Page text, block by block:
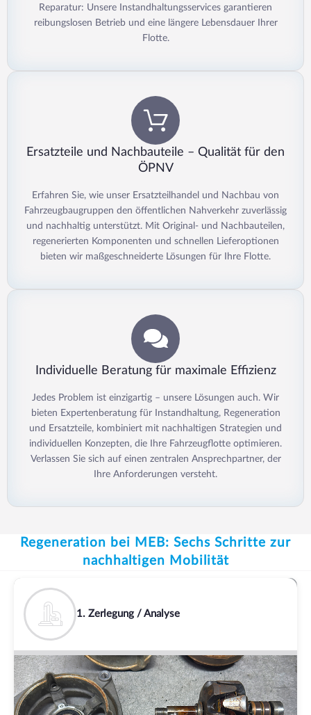
Reparatur: Unsere Instandhaltungsservices garantieren
reibungslosen Betrieb und eine längere Lebensdauer Ihrer
Flotte.
Ersatzteile und Nachbauteile – Qualität für den
ÖPNV
Erfahren Sie, wie unser Ersatzteilhandel und Nachbau von
Fahrzeugbaugruppen den öffentlichen Nahverkehr zuverlässig
und nachhaltig unterstützt. Mit Original- und Nachbauteilen,
regenerierten Komponenten und schnellen Lieferoptionen
bieten wir maßgeschneiderte Lösungen für Ihre Flotte.
Individuelle Beratung für maximale Effizienz
Jedes Problem ist einzigartig – unsere Lösungen auch. Wir
bieten Expertenberatung für Instandhaltung, Regeneration
und Ersatzteile, kombiniert mit nachhaltigen Strategien und
individuellen Konzepten, die Ihre Fahrzeugflotte optimieren.
Verlassen Sie sich auf einen zentralen Ansprechpartner, der
Ihre Anforderungen versteht.
Regeneration bei MEB: Sechs Schritte zur
nachhaltigen Mobilität
1. Zerlegung / Analyse